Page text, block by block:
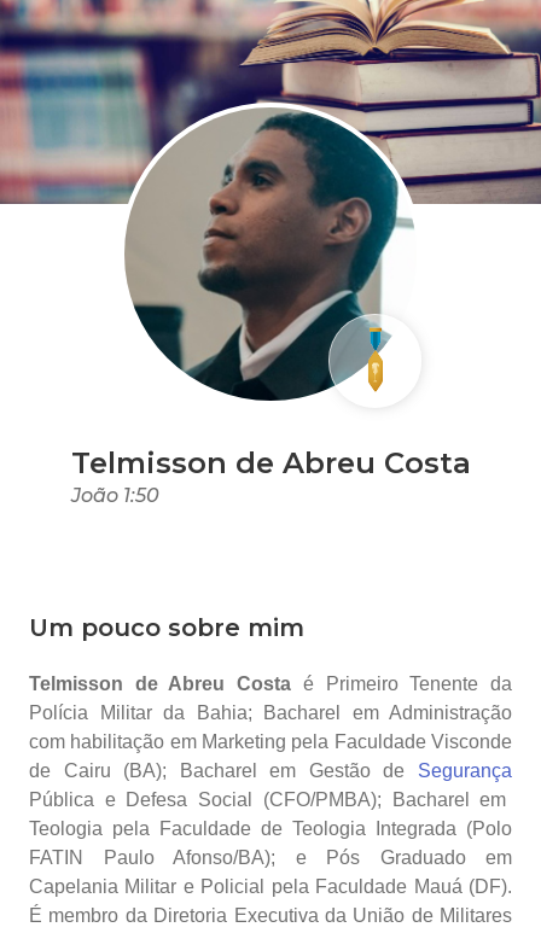
Telmisson de Abreu Costa
João 1:50
Um pouco sobre mim
Telmisson de Abreu Costa é Primeiro Tenente da
Polícia Militar da Bahia; Bacharel em Administração
com habilitação em Marketing pela Faculdade Visconde
de Cairu (BA); Bacharel em Gestão de Segurança
Pública e Defesa Social (CFO/PMBA); Bacharel em
Teologia pela Faculdade de Teologia Integrada (Polo
FATIN Paulo Afonso/BA); e Pós Graduado em
Capelania Militar e Policial pela Faculdade Mauá (DF).
É membro da Diretoria Executiva da União de Militares